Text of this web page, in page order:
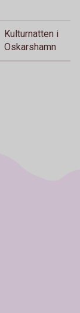
Kulturnatten i
Oskarshamn